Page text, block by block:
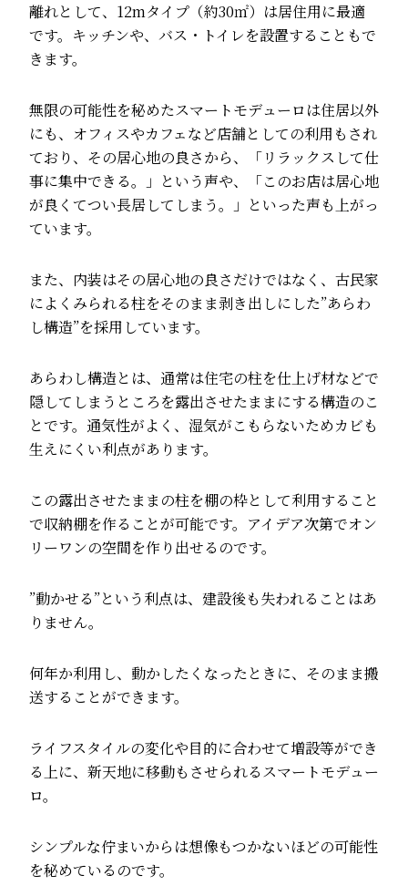
離れとして、12mタイプ（約30㎡）は居住用に最適
です。キッチンや、バス・トイレを設置することもで
きます。
無限の可能性を秘めたスマートモデューロは住居以外
にも、オフィスやカフェなど店舗としての利用もされ
ており、その居心地の良さから、「リラックスして仕
事に集中できる。」という声や、「このお店は居心地
が良くてつい長居してしまう。」といった声も上がっ
ています。
また、内装はその居心地の良さだけではなく、古民家
によくみられる柱をそのまま剥き出しにした”あらわ
し構造”を採用しています。
あらわし構造とは、通常は住宅の柱を仕上げ材などで
隠してしまうところを露出させたままにする構造のこ
とです。通気性がよく、湿気がこもらないためカビも
生えにくい利点があります。
この露出させたままの柱を棚の枠として利用すること
で収納棚を作ることが可能です。アイデア次第でオン
リーワンの空間を作り出せるのです。
”動かせる”という利点は、建設後も失われることはあ
りません。
何年か利用し、動かしたくなったときに、そのまま搬
送することができます。
ライフスタイルの変化や目的に合わせて増設等ができ
る上に、新天地に移動もさせられるスマートモデュー
ロ。
シンプルな佇まいからは想像もつかないほどの可能性
を秘めているのです。